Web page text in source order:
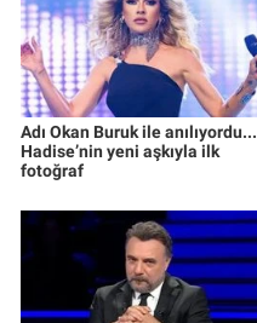
Adı Okan Buruk ile anılıyordu...
Hadise’nin yeni aşkıyla ilk
fotoğraf